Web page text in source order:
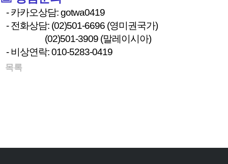
- 카카오상담: gotwa0419
- 전화상담: (02)501-6696 (영미권국가)
(02)501-3909 (말레이시아)
- 비상연락: 010-5283-0419
목록